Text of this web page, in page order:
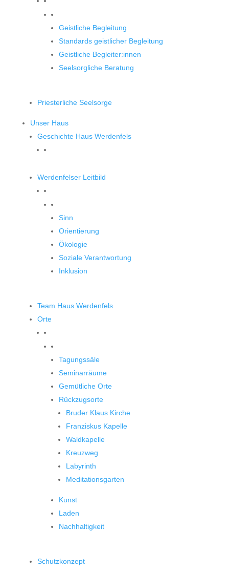
Geistliche Begleitung
Standards geistlicher Begleitung
Geistliche Begleiter:innen
Seelsorgliche Beratung
Priesterliche Seelsorge
Unser Haus
Geschichte Haus Werdenfels
Werdenfelser Leitbild
Sinn
Orientierung
Ökologie
Soziale Verantwortung
Inklusion
Team Haus Werdenfels
Orte
Tagungssäle
Seminarräume
Gemütliche Orte
Rückzugsorte
Bruder Klaus Kirche
Franziskus Kapelle
Waldkapelle
Kreuzweg
Labyrinth
Meditationsgarten
Kunst
Laden
Nachhaltigkeit
Schutzkonzept